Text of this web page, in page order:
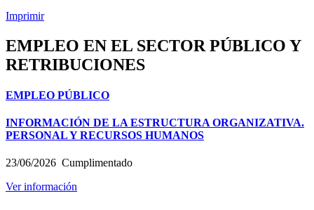
Imprimir
EMPLEO EN EL SECTOR PÚBLICO Y
RETRIBUCIONES
EMPLEO PÚBLICO
INFORMACIÓN DE LA ESTRUCTURA ORGANIZATIVA.
PERSONAL Y RECURSOS HUMANOS
23/06/2026 Cumplimentado
Ver información